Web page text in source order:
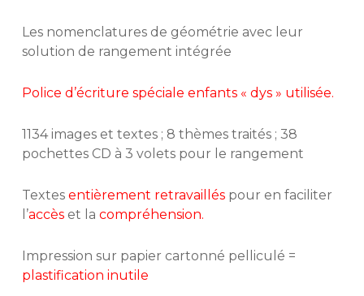
client
Les nomenclatures de géométrie avec leur
solution de rangement intégrée
Police d’écriture spéciale enfants « dys » utilisée.
1134 images et textes ; 8 thèmes traités ; 38
pochettes CD à 3 volets pour le rangement
Textes entièrement retravailléspour en faciliter
l’accèset la compréhension.
Impression sur papier cartonné pelliculé =
plastification inutile